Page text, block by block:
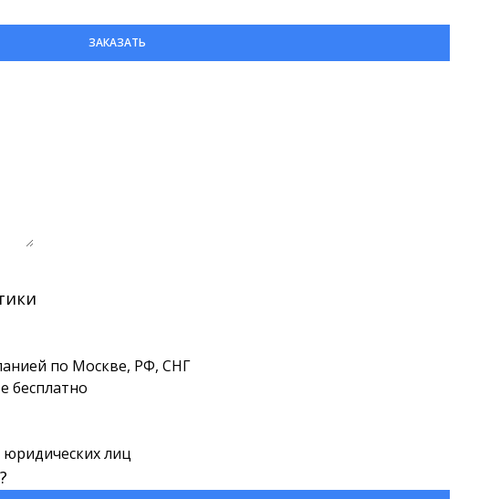
ЗАКАЗАТЬ
по Москве, РФ, СНГ
бесплатно
лиц